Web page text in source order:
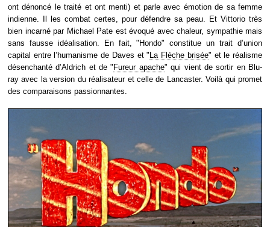
ont dénoncé le traité et ont menti) et parle avec émotion de sa femme
indienne. Il les combat certes, pour défendre sa peau. Et Vittorio très
bien incarné par Michael Pate est évoqué avec chaleur, sympathie mais
sans fausse idéalisation. En fait, "Hondo" constitue un trait d’union
capital entre l’humanisme de Daves et " La Flèche brisée" et le réalisme
désenchanté d’Aldrich et de " Fureur apache" qui vient de sortir en Blu-
ray avec la version du réalisateur et celle de Lancaster. Voilà qui promet
des comparaisons passionnantes.